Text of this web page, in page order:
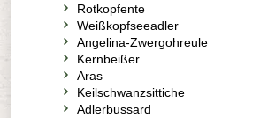
Rotkopfente
Weißkopfseeadler
Angelina-Zwergohreule
Kernbeißer
Aras
Keilschwanzsittiche
Adlerbussard